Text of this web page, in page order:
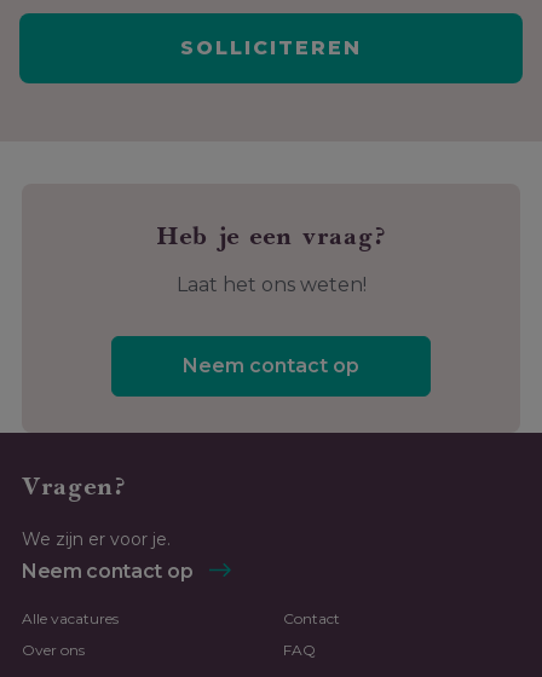
Heb je een vraag?
Laat het ons weten!
Neem contact op
Vragen?
We zijn er voor je.
Neem contact op
Alle vacatures
Contact
Over ons
FAQ